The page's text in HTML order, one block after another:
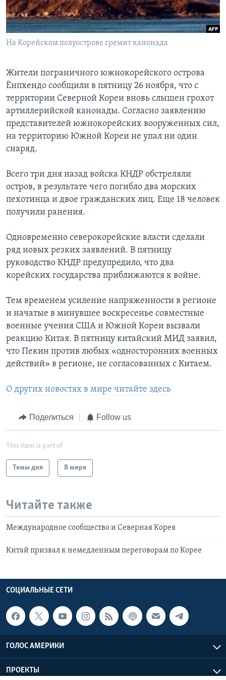
Learning English
СОЦИАЛЬНЫЕ СЕТИ
Языки
На Корейском полуострове гремит канонада
Жители пограничного южнокорейского острова
Ёнпхендо сообщили в пятницу 26 ноября, что с
территории Северной Кореи вновь слышен грохот
артиллерийской канонады. Согласно заявлению
представителей южнокорейских вооруженных сил,
на территорию Южной Кореи не упал ни один
снаряд.
Всего три дня назад войска КНДР обстреляли
остров, в результате чего погибло два морских
пехотинца и двое гражданских лиц. Еще 18 человек
получили ранения.
Одновременно северокорейские власти сделали
ряд новых резких заявлений. В пятницу
руководство КНДР предупредило, что два
корейских государства приближаются к войне.
Тем временем усиление напряженности в регионе
и начатые в минувшее воскресенье совместные
военные учения США и Южной Кореи вызвали
реакцию Китая. В пятницу китайский МИД заявил,
что Пекин против любых «односторонних военных
действий» в регионе, не согласованных с Китаем.
О других новостях в мире читайте здесь
Поделиться Follow us
This item is part of
Темы дня В мире
Читайте также
Международное сообщество и Северная Корея
Китай призвал к немедленным переговорам по Корее
СОЦИАЛЬНЫЕ СЕТИ
ГОЛОС АМЕРИКИ
ПРОЕКТЫ